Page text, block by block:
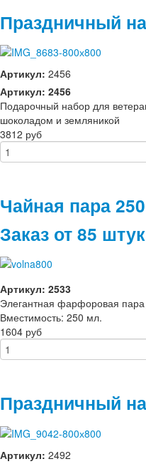
Праздничный
Артикул: 2456
Артикул: 2456
Подарочный набор для
шоколадом и земляникой
3812 руб
Чайная пара
Заказ от 85 штук
Артикул: 2533
Элегантная фарфоровая пара
Вместимость: 250 мл.
1604 руб
Праздничный
Артикул: 2492